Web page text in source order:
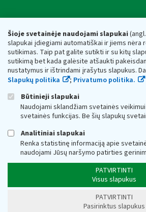
Šioje svetainėje naudojami slapukai
slapukai įdiegiami automatiškai ir jiems nėra
sutikimas. Taip pat galite sutikti ir su kitų
sutikimą bet kada galėsite atšaukti
nustatymus ir ištrindami įrašytus slapukus.
Slapukų politika
; Privatumo politika.
Būtinieji slapukai
Naudojami sklandžiam svetainės
svetainės funkcijas. Be šių slapukų
Analitiniai slapukai
Renka statistinę informaciją apie
naudojami Jūsų naršymo patirties
PATVIRTINTI
Visus slapukus
PATVIRTINTI
Pasirinktus slapukus
Respublikos finansų ministerijos
Biudžetinė įstaiga. Juridinio asmens kodas —
adresas: Vasario 16-osios g. 14, 01107 Vilnius,
vmi@vmi.lt, E. pristatymo dėžutės adresas
Duomenys apie Valstybinę mokesčių
Respublikos finansų ministerijos kaupiami ir